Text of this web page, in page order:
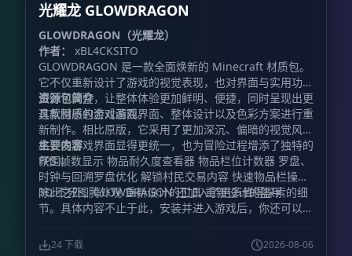
光耀龙 GLOWDRAGON
GLOWDRAGON（光耀龙）
作者：
xBL4CKSITO
GLOWDRAGON 是一款全面焕新的 Minecraft 材质包。
它不仅重新设计了游戏的视觉表现，也对界面与实用功能
进行了调整，让整体体验更加鲜明、便捷，同时呈现出更
具氛围感的游戏画面。
资源包简介
这款材质包会对游戏界面、整体设计以及色彩方案进行重
新制作。相比原版，它采用了更加深沉、偏暗的视觉风
格，使游戏界面显得更统一，也为冒险过程增添了独特的
氛围。
主要内容
FPS 帧数显示 物品耐久度查看器 物品栏位计数器 罗盘、
时钟与回溯罗盘优化 解锁村民交易内容 快速物品栏操作
3D 不死图腾外观 重新设计的工具 重新设计的盔甲
除此之外，GLOWDRAGON 还加入了更多值得探索的细
节。具体内容不止于此，安装并进入游戏后，你还可以亲
24 下载 2026-08-06